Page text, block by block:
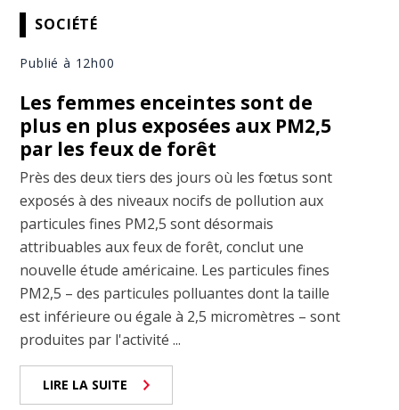
SOCIÉTÉ
Publié à 12h00
Les femmes enceintes sont de
plus en plus exposées aux PM2,5
par les feux de forêt
Près des deux tiers des jours où les fœtus sont
exposés à des niveaux nocifs de pollution aux
particules fines PM2,5 sont désormais
attribuables aux feux de forêt, conclut une
nouvelle étude américaine. Les particules fines
PM2,5 – des particules polluantes dont la taille
est inférieure ou égale à 2,5 micromètres – sont
produites par l'activité ...
LIRE LA SUITE